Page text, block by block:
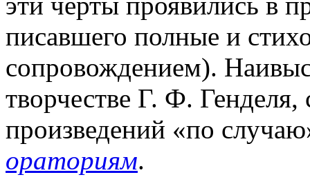
писавшего полные и
сопровождением).
творчестве Г. Ф.
произведений «по
ораториям.